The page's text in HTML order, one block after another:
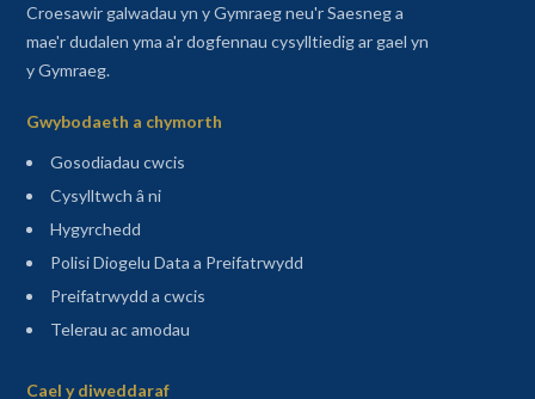
Croesawir galwadau yn y Gymraeg neu'r Saesneg a
mae'r dudalen yma a'r dogfennau cysylltiedig ar gael yn
y Gymraeg.
Gwybodaeth a chymorth
Gosodiadau cwcis
Cysylltwch â ni
Hygyrchedd
Polisi Diogelu Data a Preifatrwydd
Preifatrwydd a cwcis
Telerau ac amodau
Cael y diweddaraf